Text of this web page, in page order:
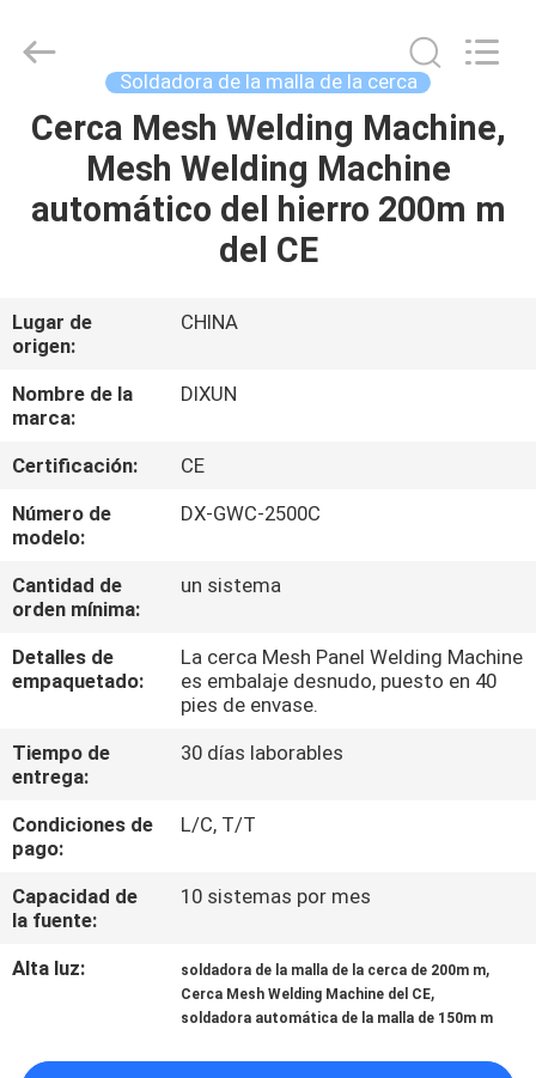
HOGAR
PRODUCTOS
DE
VR
SOBRE
NOSOTROS
VIAJE
DE
FÁBRICA
CONTROL
DE
CALIDAD
ÉNTRENOS
EN
Mesh
Products
Rights
Reserved.
Soldadora de la malla de la cerca
Cerca Mesh Welding Machine,
Mesh Welding Machine
automático del hierro 200m m
del CE
Lugar de
origen:
CHINA
Nombre de la
marca:
DIXUN
Certificación:
CE
Número de
modelo:
DX-GWC-2500C
Cantidad de
orden mínima:
un sistema
Detalles de
empaquetado:
La cerca Mesh Panel Welding Machine
es embalaje desnudo, puesto en 40
pies de envase.
Tiempo de
entrega:
30 días laborables
Condiciones de
pago:
L/C, T/T
Capacidad de
la fuente:
10 sistemas por mes
Alta luz: soldadora de la malla de la cerca de 200m m,
Cerca Mesh Welding Machine del CE,
soldadora automática de la malla de 150m m